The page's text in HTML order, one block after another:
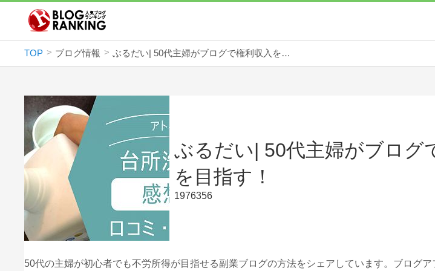
TOP ブログ情報 ぶるだい| 50代主婦がブログで権利収入を目指す！
ぶるだい| 50代主婦がブログ
を目指す！
1976356
50代の主婦が初心者でも不労所得が目指せる副業ブログの方法をシェアしています。ブログ